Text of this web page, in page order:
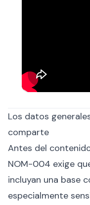
Los datos
comparte
Antes del
NOM-004 exige
incluyan una base
especialmente